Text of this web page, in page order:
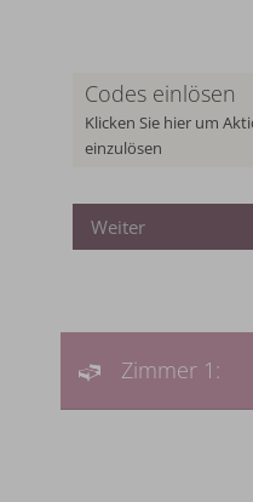
Codes einlösen
Klicken Sie hier um
einzulösen
Weiter
Zimmer 1: